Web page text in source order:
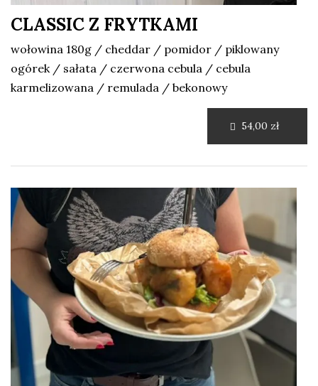
CLASSIC Z FRYTKAMI
wołowina 180g / cheddar / pomidor / piklowany
ogórek / sałata / czerwona cebula / cebula
karmelizowana / remulada / bekonowy